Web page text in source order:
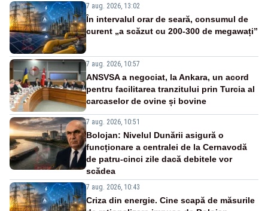
7 aug. 2026, 13:02
În intervalul orar de seară, consumul de
curent „a scăzut cu 200-300 de megawați”
7 aug. 2026, 10:57
ANSVSA a negociat, la Ankara, un acord
pentru facilitarea tranzitului prin Turcia al
carcaselor de ovine și bovine
7 aug. 2026, 10:51
Bolojan: Nivelul Dunării asigură o
funcționare a centralei de la Cernavodă
de patru-cinci zile dacă debitele vor
scădea
7 aug. 2026, 10:43
Criza din energie. Cine scapă de măsurile